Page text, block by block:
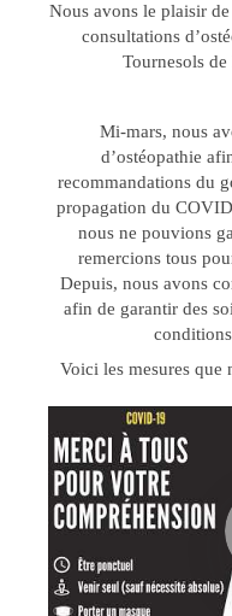
Nous avons le plaisir
consultations
Tournesols
Mi-mars, nous
d’ostéopathie
recommandations du
propagation du
nous ne pouvions
remercions tous
Depuis, nous avons
afin de garantir des
Voici les mesures que